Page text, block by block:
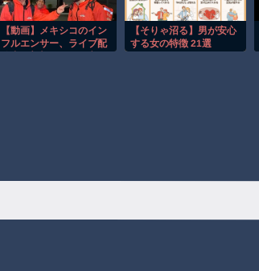
【動画】メキシコのイン
フルエンサー、ライブ配
【そりゃ沼る】男が安心
する女の特徴 21選